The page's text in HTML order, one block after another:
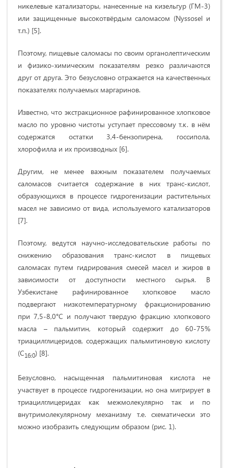
никелевые катализаторы, нанесенные на кизельгур (ГМ-3)
или защищенные высокотвёрдым саломасом (Nyssosel и
т.п.) [5].
Поэтому, пищевые саломасы по своим органолептическим
и физико-химическим показателям резко различаются
друг от друга. Это безусловно отражается на качественных
показателях получаемых маргаринов.
Известно, что экстракционное рафинированное хлопковое
масло по уровню чистоты уступает прессовому т.к. в нём
содержатся остатки 3,4-бензопирена, госсипола,
хлорофилла и их производных [6].
Другим, не менее важным показателем получаемых
саломасов считается содержание в них транс-кислот,
образующихся в процессе гидрогенизации растительных
масел не зависимо от вида, используемого катализаторов
[7].
Поэтому, ведутся научно-исследовательские работы по
снижению образования транс-кислот в пищевых
саломасах путем гидрирования смесей масел и жиров в
зависимости от доступности местного сырья. В
Узбекистане рафинированное хлопковое масло
подвергают низкотемпературному фракционированию
при 7,5-8,0°С и получают твердую фракцию хлопкового
масла – пальмитин, который содержит до 60-75%
триацилглицеридов, содержащих пальмитиновую кислоту
(С16:0) [8].
Безусловно, насыщенная пальмитиновая кислота не
участвует в процессе гидрогенизации, но она мигрирует в
триацилглицеридах как межмолекулярно так и по
внутримолекулярному механизму т.е. схематически это
можно изобразить следующим образом (рис. 1).